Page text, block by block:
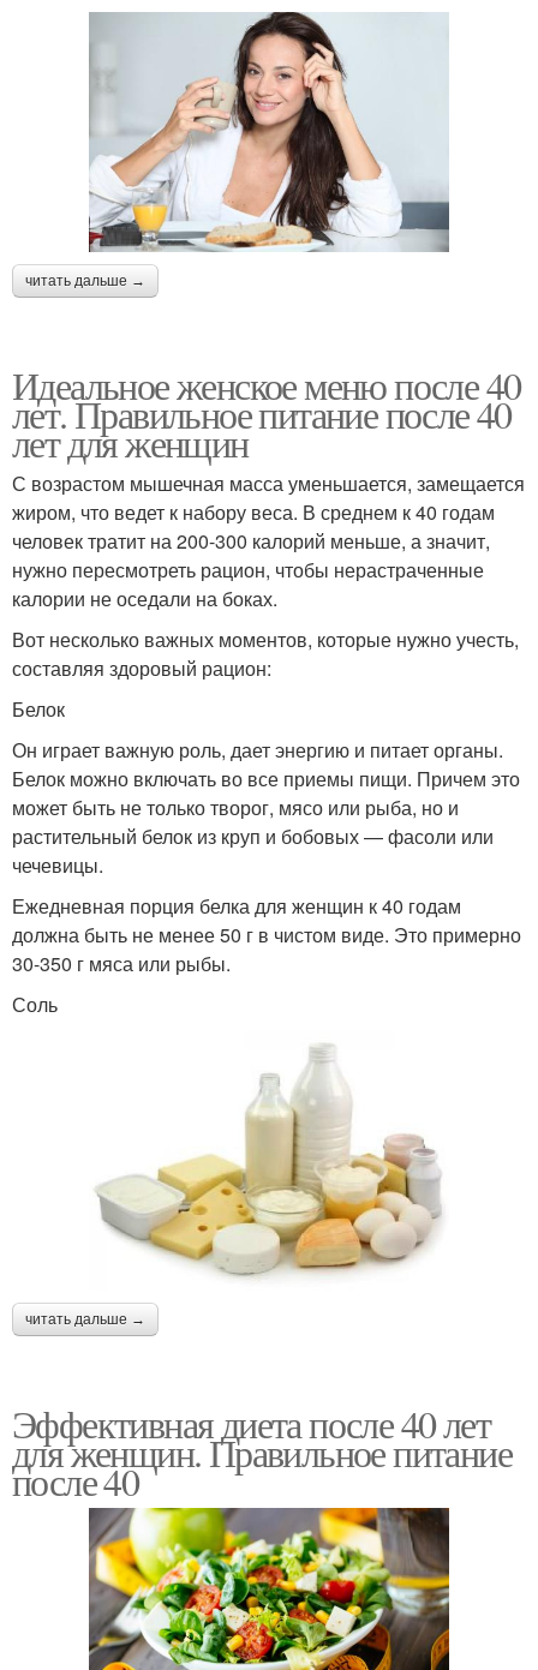
читать дальше →
Идеальное женское меню после 40
лет. Правильное питание после 40
лет для женщин
С возрастом мышечная масса уменьшается, замещается
жиром, что ведет к набору веса. В среднем к 40 годам
человек тратит на 200-300 калорий меньше, а значит,
нужно пересмотреть рацион, чтобы нерастраченные
калории не оседали на боках.
Вот несколько важных моментов, которые нужно учесть,
составляя здоровый рацион:
Белок
Он играет важную роль, дает энергию и питает органы.
Белок можно включать во все приемы пищи. Причем это
может быть не только творог, мясо или рыба, но и
растительный белок из круп и бобовых — фасоли или
чечевицы.
Ежедневная порция белка для женщин к 40 годам
должна быть не менее 50 г в чистом виде. Это примерно
30-350 г мяса или рыбы.
Соль
читать дальше →
Эффективная диета после 40 лет
для женщин. Правильное питание
после 40